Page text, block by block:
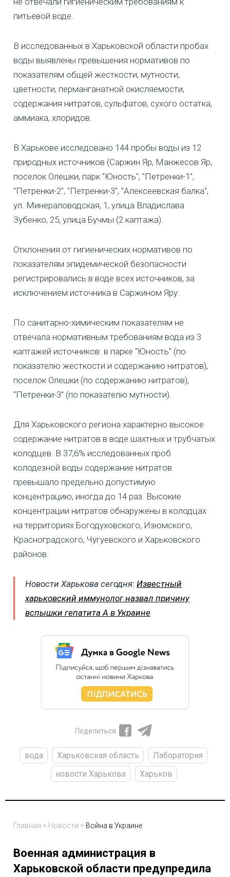
питьевой воде.
В исследованных в Харьковской области пробах
воды выявлены превышения нормативов по
показателям общей жесткости, мутности,
цветности, перманганатной окисляемости,
содержания нитратов, сульфатов, сухого остатка,
аммиака, хлоридов.
В Харькове исследовано 144 пробы воды из 12
природных источников (Саржин Яр, Манжесов Яр,
поселок Олешки, парк "Юность", "Петренки-1",
"Петренки-2", "Петренки-3", "Алексеевская балка",
ул. Минераловодская, 1, улица Владислава
Зубенко, 25, улица Бучмы (2 каптажа).
Отклонения от гигиенических нормативов по
показателям эпидемической безопасности
регистрировались в воде всех источников, за
исключением источника в Саржином Яру.
По санитарно-химическим показателям не
отвечала нормативным требованиям вода из 3
каптажей источников: в парке "Юность" (по
показателю жесткости и содержанию нитратов),
поселок Олешки (по содержанию нитратов),
"Петренки-3" (по показателю мутности).
Для Харьковского региона характерно высокое
содержание нитратов в воде шахтных и трубчатых
колодцев. В 37,6% исследованных проб
колодезной воды содержание нитратов
превышало предельно допустимую
концентрацию, иногда до 14 раз. Высокие
концентрации нитратов обнаружены в колодцах
на территориях Богодуховского, Изюмского,
Красноградского, Чугуевского и Харьковского
районов.
Новости Харькова сегодня: Известный
харьковский иммунолог назвал причину
вспышки гепатита А в Украине
Поделиться
вода Харьковская область
Лаборатория
новости Харькова
Харьков
Главная > Новости > Война в Украине
Военная администрация в
Харьковской области предупредила